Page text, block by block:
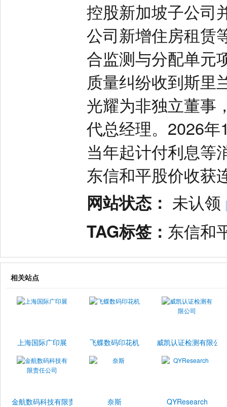
控股新加坡子公司
公司新增住房租赁
合监测与分配单元
质量纠纷收到斯里
光耀为非独立董事
代总经理。2026
当年起计付利息等
东信和平股价收获
网站状态： 未认领
TAG标签： 东信和
相关站点
上海国际广印展 飞蝶数码印花机 威凯认证检测有限公司
金航数码科技有限责任公司 奈斯 QYResearch